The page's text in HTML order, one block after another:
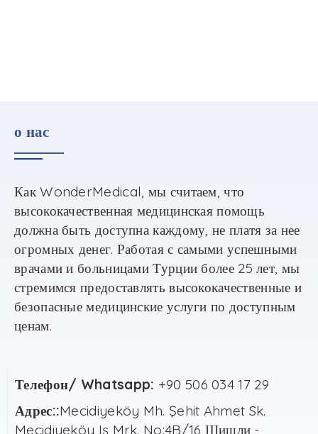
о нас
КакWonderMedical, мы считаем,что
высококачественная медицинская помощь
должна быть доступна каждому,не платя за нее
огромных денег. Работая с самыми успешными
врачами и больницами Турции более 25лет, мы
стремимся предоставлять высококачественные и
безопасные медицинские услуги по доступным
ценам.
Телефон/ Whatsapp: +90 506 034 17 29
Адрес::Mecidiyeköy Mh. Şehit Ahmet Sk.
Mecidiyeköy Iş Mrk. No:4B/16 Шишли -